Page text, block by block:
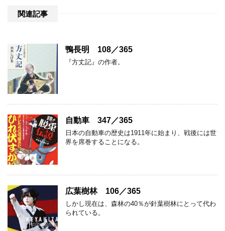
関連記事
鴨長明 108／365
『方丈記』の作者。
自動車 347／365
日本の自動車の歴史は1911年に始まり、戦後には世
界を席巻することになる。
広葉樹林 106／365
しかし現在は、森林の40％が針葉樹林にとって代わ
られている。